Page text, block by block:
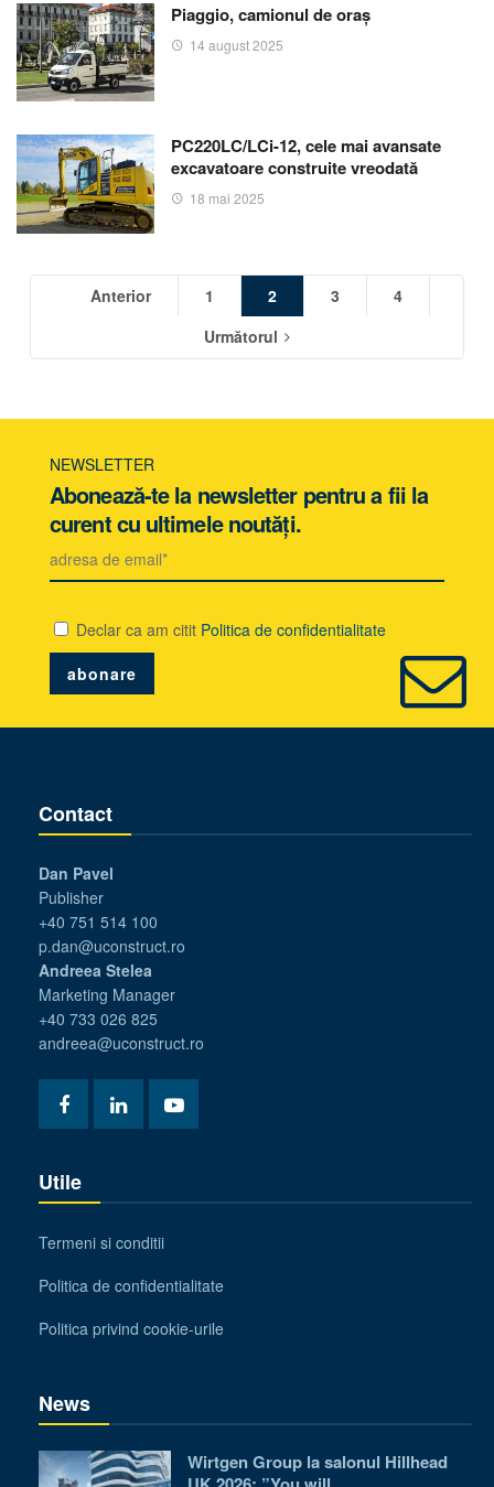
Piaggio, camionul de oraș
14 august 2025
PC220LC/LCi-12, cele mai avansate
excavatoare construite vreodată
18 mai 2025
Anterior 1 2 3
4
Următorul
NEWSLETTER
Abonează-te la newsletter pentru a fii la
curent cu ultimele noutăți.
Declar ca am citit Politica de confidentialitate
Contact
Dan Pavel
Publisher
+40 751 514 100
p.dan@uconstruct.ro
Andreea Stelea
Marketing Manager
+40 733 026 825
andreea@uconstruct.ro
Utile
Termeni si conditii
Politica de confidentialitate
Politica privind cookie-urile
News
Wirtgen Group la salonul Hillhead